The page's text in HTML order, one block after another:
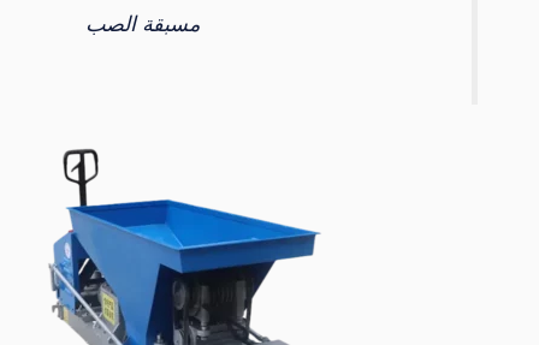
مسبقة الصب